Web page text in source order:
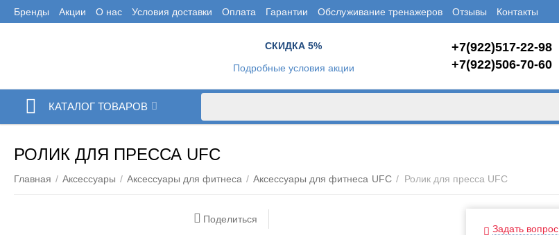
Бренды Акции О нас Условия доставки Оплата Гарантии Обслуживание тренажеров Отзывы Контакты
СКИДКА 5%
Подробные условия акции
+7(922)517-22-98
+7(922)506-70-60
КАТАЛОГ ТОВАРОВ
РОЛИК ДЛЯ ПРЕССА UFC
Главная / Аксессуары / Аксессуары для фитнеса / Аксессуары для фитнеса UFC / Ролик для пресса UFC
Поделиться
Задать вопрос